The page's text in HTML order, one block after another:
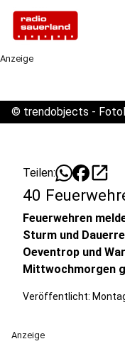
Anzeige
© trendobjects -
Teilen: open_in_new
40
Feuerwehren
Sturm und
Oeventrop und
Mittwochmorgen
Veröffentlicht:
Anzeige